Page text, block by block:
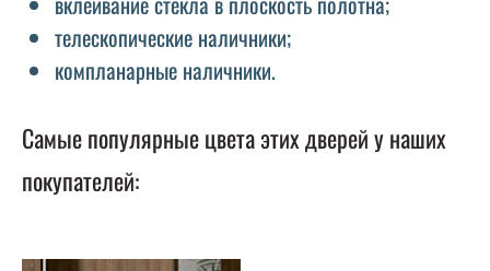
телескопические наличники;
компланарные наличники.
Самые популярные цвета этих дверей у наших
покупателей: